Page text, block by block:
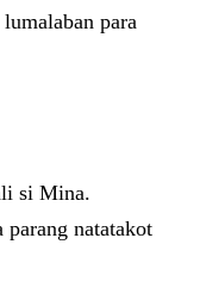
para
si Mina.
parang natatakot